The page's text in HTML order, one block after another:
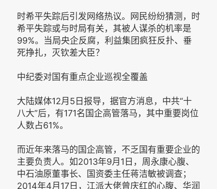
时希平失踪后引发网络热议。网民纷纷猜测，时
希平失踪或与时局有关，其被人谋杀的机率是
99%。当局央企反腐，利益集团疯狂反扑、垂
死挣扎，灭钦差大臣？
中纪委对国有重点企业巡视全覆盖
大陆媒体12月5日报导，据官方消息，中共“十
八大”后，有171名国企高管落马，其中重要岗位
人数占61%。
而近年来落马的国企高管，不乏国有重要企业的
主要负责人。如2013年9月1日，周永康心腹、
中石油原董事长、国资委主任蒋洁敏被调查；
2014年4月17日，江派大佬曾庆红的心腹、华润